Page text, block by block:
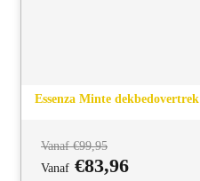
Bekijk product
Essenza Minte dekbedovertrek
Vanaf €99,95
Vanaf €83,96